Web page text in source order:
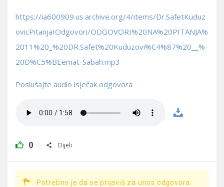
https://ia600909.us.archive.org/4/items/Dr.SafetKuduz
ovicPitanjaIOdgovori/ODGOVORI%20NA%20PITANJA%
2011%20_%20DR.Safet%20Kuduzovi%C4%87%20__%
20D%C5%BEemat-Sabah.mp3
Poslušajte audio isječak odgovora
0 Dijeli
Potrebno je da se prijaviš za unos odgovora.